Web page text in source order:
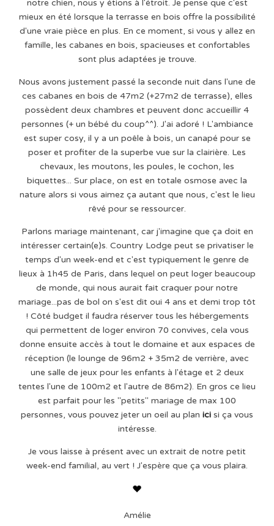
notre chien, nous y étions à l'étroit. Je pense que c'est
mieux en été lorsque la terrasse en bois offre la possibilité
d'une vraie pièce en plus. En ce moment, si vous y allez en
famille, les cabanes en bois, spacieuses et confortables
sont plus adaptées je trouve.
Nous avons justement passé la seconde nuit dans l'une de
ces cabanes en bois de 47m2 (+27m2 de terrasse), elles
possèdent deux chambres et peuvent donc accueillir 4
personnes (+ un bébé du coup^^). J'ai adoré ! L'ambiance
est super cosy, il y a un poêle à bois, un canapé pour se
poser et profiter de la superbe vue sur la clairière. Les
chevaux, les moutons, les poules, le cochon, les
biquettes... Sur place, on est en totale osmose avec la
nature alors si vous aimez ça autant que nous, c'est le lieu
rêvé pour se ressourcer.
Parlons mariage maintenant, car j'imagine que ça doit en
intéresser certain(e)s. Country Lodge peut se privatiser le
temps d'un week-end et c'est typiquement le genre de
lieux à 1h45 de Paris, dans lequel on peut loger beaucoup
de monde, qui nous aurait fait craquer pour notre
mariage...pas de bol on s'est dit oui 4 ans et demi trop tôt
! Côté budget il faudra réserver tous les hébergements
qui permettent de loger environ 70 convives, cela vous
donne ensuite accès à tout le domaine et aux espaces de
réception (le lounge de 96m2 + 35m2 de verrière, avec
une salle de jeux pour les enfants à l'étage et 2 deux
tentes l'une de 100m2 et l'autre de 86m2). En gros ce lieu
est parfait pour les "petits" mariage de max 100
personnes, vous pouvez jeter un oeil au plan ici si ça vous
intéresse.
Je vous laisse à présent avec un extrait de notre petit
week-end familial, au vert ! J'espère que ça vous plaira.
Amélie